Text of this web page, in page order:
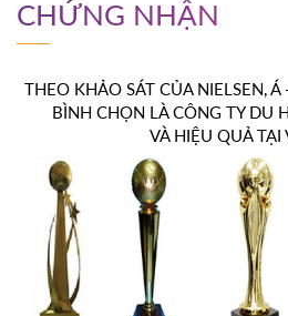
CHỨNG NHẬN
THEO KHẢO SÁT CỦA NIELSEN,
BÌNH CHỌN LÀ CÔNG TY DU
VÀ HIỆU QUẢ TẠI